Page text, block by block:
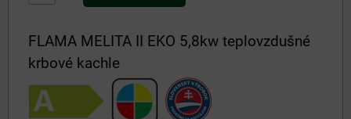
FLAMA MELITA II EKO 5,8kw teplovzdušné
krbové kachle